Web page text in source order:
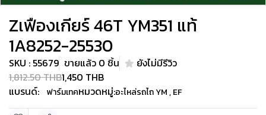
Zเฟืองเกียร์ 46T YM351 แท้
1A8252-25530
SKU : 55679 ขายแล้ว 0 ชิ้น
ยังไม่มีรีวิว
1,812.50 THB1,450 THB
แบรนด์:
ฟาร์มเทคหมวดหมู่:อะไหล่รถไถ YM , EF